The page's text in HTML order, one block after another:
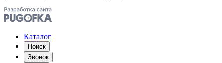
Каталог
Поиск
Звонок